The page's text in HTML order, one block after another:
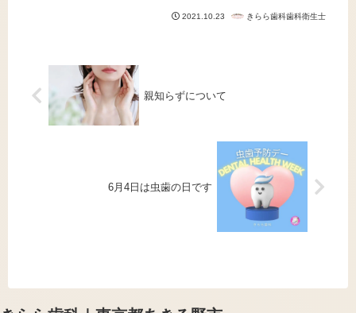
2021.10.23 きらら歯科歯科衛生士
親知らずについて
6月4日は虫歯の日です